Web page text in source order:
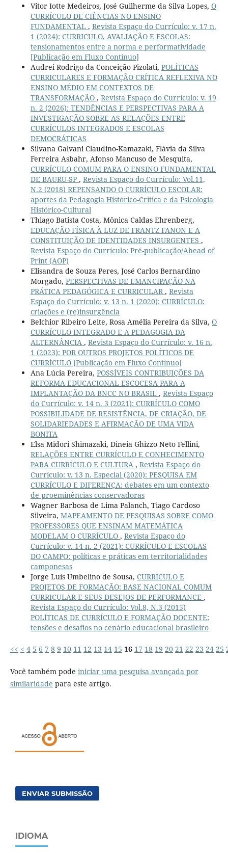
Vitor Iotte Medeiros, José Guilherme da Silva Lopes, O
CURRÍCULO DE CIÊNCIAS NO ENSINO
FUNDAMENTAL , Revista Espaço do Currículo: v. 17 n.
1 (2024): CURRICULO, AVALIAÇÃO E ESCOLAS:
tensionamentos entre a norma e performatividade
[Publicação em Fluxo Contínuo]
Audrei Rodrigo da Conceição Pizolati, POLÍTICAS
CURRICULARES E FORMAÇÃO CRÍTICA REFLEXIVA NO
ENSINO MÉDIO EM CONTEXTOS DE
TRANSFORMAÇÃO , Revista Espaço do Currículo: v. 19
n. 2 (2026): TENDÊNCIAS E PERSPECTIVAS PARA A
INVESTIGAÇÃO SOBRE AS RELAÇÕES ENTRE
CURRÍCULOS INTEGRADOS E ESCOLAS
DEMOCRÁTICAS
Silvana Galvani Claudino-Kamazaki, Flávia da Silva
Ferreira Asbahr, Afonso Mancuso de Mesquita,
CURRÍCULO COMUM PARA O ENSINO FUNDAMENTAL
DE BAURU-SP , Revista Espaço do Currículo: Vol.11,
N.2 (2018) REPENSANDO O CURRÍCULO ESCOLAR:
aportes da Pedagogia Histórico-Crítica e da Psicologia
Histórico-Cultural
Thiago Batista Costa, Mônica Caldas Ehrenberg,
EDUCAÇÃO FÍSICA À LUZ DE FRANTZ FANON E A
CONSTITUIÇÃO DE IDENTIDADES INSURGENTES ,
Revista Espaço do Currículo: Pré-publicação/Ahead of
Print (AOP)
Elisandra de Souza Peres, José Carlos Bernardino
Morgado, PERSPECTIVAS DE EMANCIPAÇÃO NA
PRÁTICA PEDAGÓGICA E CURRICULAR , Revista
Espaço do Currículo: v. 13 n. 1 (2020): CURRÍCULO:
criações e (re)insurgência
Belchior Ribeiro Leite, Rosa Amélia Pereira da Silva, O
CURRÍCULO INTEGRADO E A PEDAGOGIA DA
ALTERNÂNCIA , Revista Espaço do Currículo: v. 16 n.
1 (2023): POR OUTROS PROJETOS POLÍTICOS DE
CURRÍCULO [Publicação em Fluxo Contínuo]
Ana Lúcia Pereira, POSSÍVEIS CONTRIBUIÇÕES DA
REFORMA EDUCACIONAL ESCOCESA PARA A
IMPLANTAÇÃO DA BNCC NO BRASIL , Revista Espaço
do Currículo: v. 14 n. 3 (2021): CURRÍCULO COMO
POSSIBILIDADE DE RESISTÊNCIA, DE CRIAÇÃO, DE
SOLIDARIEDADES E AFIRMAÇÃO DE UMA VIDA
BONITA
Elsa Midori Shimazaki, Dineia Ghizzo Neto Fellini,
RELAÇÕES ENTRE CURRÍCULO E CONHECIMENTO
PARA CURRÍCULO E CULTURA , Revista Espaço do
Currículo: v. 13 n. Especial (2020): PESQUISA EM
CURRÍCULO E DIFERENÇA: debates em um contexto
de proeminências conservadoras
Wagner Barbosa de Lima Palanch, Tiago Cardoso
Silveira, MAPEAMENTO DE PESQUISAS SOBRE COMO
PROFESSORES QUE ENSINAM MATEMÁTICA
MODELAM O CURRÍCULO , Revista Espaço do
Currículo: v. 14 n. 2 (2021): CURRÍCULO E ESCOLAS
DO CAMPO: políticas e práticas em territorialidades
camponesas
Jorge Luís Umbelino de Sousa, CURRÍCULO E
PROJETOS DE FORMAÇÃO: BASE NACIONAL COMUM
CURRICULAR E SEUS DESEJOS DE PERFORMANCE ,
Revista Espaço do Currículo: Vol.8, N.3 (2015)
POLÍTICAS DE CURRÍCULO E FORMAÇÃO DOCENTE:
tensões e desafios no cenário educacional brasileiro
<< < 4 5 6 7 8 9 10 11 12 13 14 15 16 17 18 19 20 21 22 23 24 25
Você também pode iniciar uma pesquisa avançada por
similaridade para este artigo.
ENVIAR SUBMISSÃO
IDIOMA